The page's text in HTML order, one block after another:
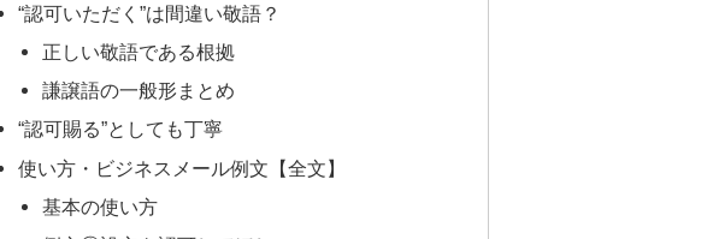
“認可いただく”は間違い敬語？
正しい敬語である根拠
謙譲語の一般形まとめ
“認可賜る”としても丁寧
使い方・ビジネスメール例文【全文】
基本の使い方